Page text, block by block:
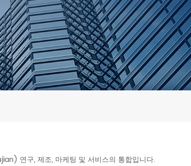
연구, 제조, 마케팅 및 서비스의 통합입니다.